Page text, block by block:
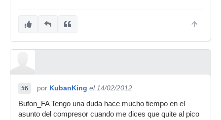
#6 por KubanKing el 14/02/2012
Bufon_FA Tengo una duda hace mucho tiempo en el
asunto del compresor cuando me dices que quite al pico